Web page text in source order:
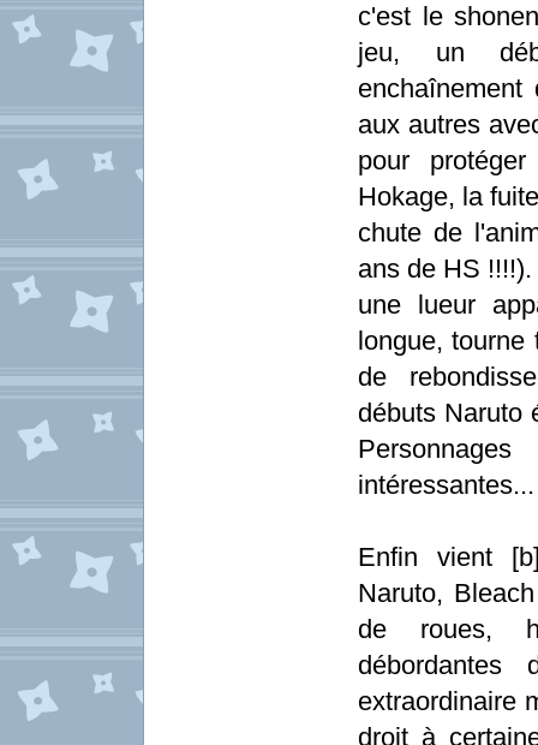
c'est le
jeu, un
aux autres
pour
Hokage, la
chute de
ans de HS
une lueur
longue, tourne
de
débuts Naruto
intéressantes...
Enfin vient
Naruto,
de roues,
débordantes
extraordinaire
droit à